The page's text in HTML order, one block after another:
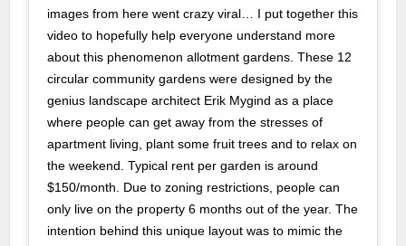
images from here went crazy viral… I put together this
video to hopefully help everyone understand more
about this phenomenon allotment gardens. These 12
circular community gardens were designed by the
genius landscape architect Erik Mygind as a place
where people can get away from the stresses of
apartment living, plant some fruit trees and to relax on
the weekend. Typical rent per garden is around
$150/month. Due to zoning restrictions, people can
only live on the property 6 months out of the year. The
intention behind this unique layout was to mimic the